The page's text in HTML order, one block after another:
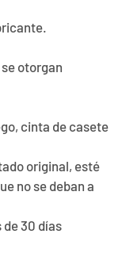
otorgan
cinta de casete
original, esté
no se deban a
de 30 días